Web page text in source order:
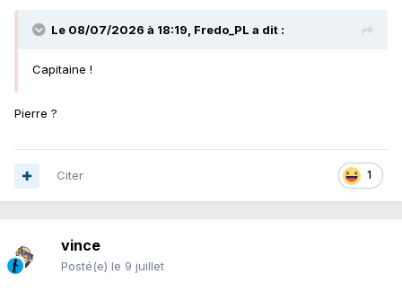
Le 08/07/2026 à 18:19, Fredo_PL a dit :
Capitaine !
Pierre ?
1
Citer
vince
Posté(e) le 9 juillet